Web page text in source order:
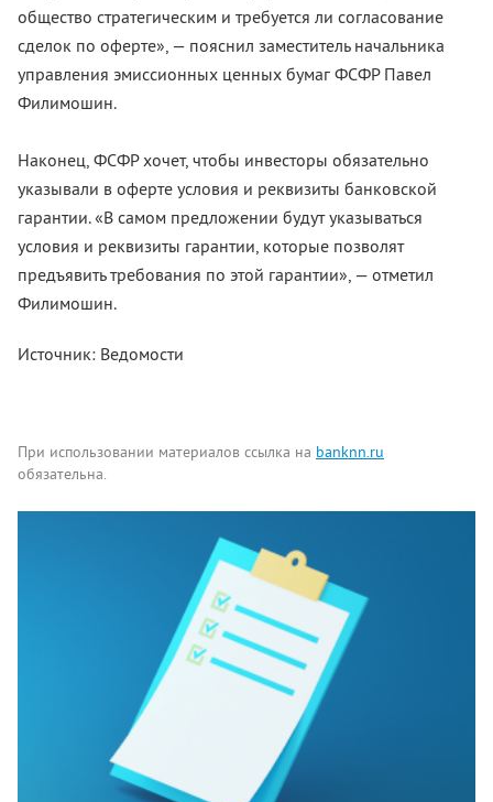
общество стратегическим и требуется ли согласование
сделок по оферте», — пояснил заместитель начальника
управления эмиссионных ценных бумаг ФСФР Павел
Филимошин.
Наконец, ФСФР хочет, чтобы инвесторы обязательно
указывали в оферте условия и реквизиты банковской
гарантии. «В самом предложении будут указываться
условия и реквизиты гарантии, которые позволят
предъявить требования по этой гарантии», — отметил
Филимошин.
Источник: Ведомости
При использовании материалов ссылка на banknn.ru
обязательна.